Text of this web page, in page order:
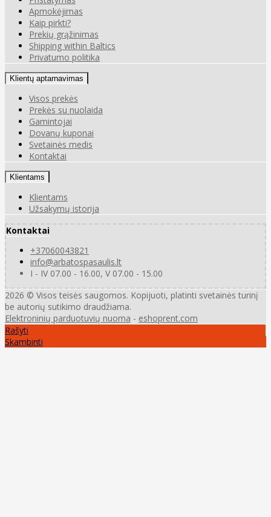
Apmokėjimas
Kaip pirkti?
Prekių grąžinimas
Shipping within Baltics
Privatumo politika
Klientų aptarnavimas
Visos prekės
Prekės su nuolaida
Gamintojai
Dovanų kuponai
Svetainės medis
Kontaktai
Klientams
Klientams
Užsakymų istorija
Kontaktai
+37060043821
info@arbatospasaulis.lt
I - IV 07.00 - 16.00, V 07.00 - 15.00
2026 © Visos teisės saugomos. Kopijuoti, platinti svetainės turinį
be autorių sutikimo draudžiama.
Elektroninių parduotuvių nuoma - eshoprent.com
Rašyti
Skambinti